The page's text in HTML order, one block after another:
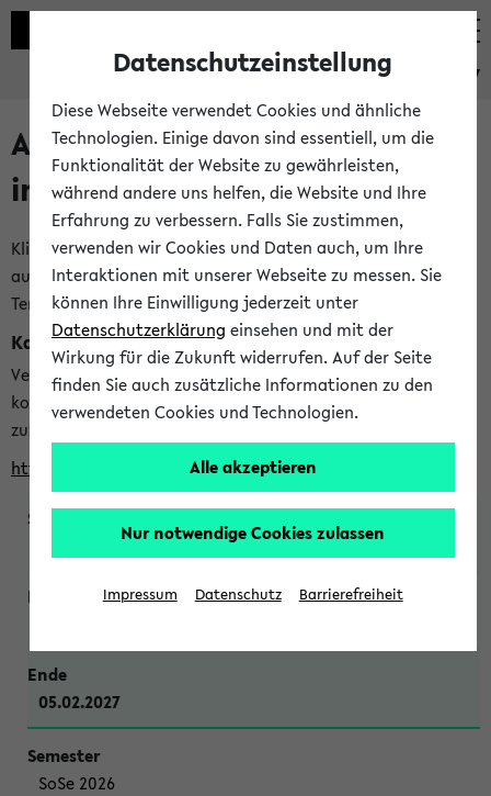
eKVV
Alle veröffentlichten Semester
im eKVV
Klicken Sie auf das Semester, welches Sie für Ihre Sitzung
auswählen möchten. Bitte beachten Sie auch die weiteren
Termine imKalender der Lehrplanung
Kalenderintegration
Verwenden Sie die folgende Adresse, um mit einer
kompatiblen Kalenderanwendung auf die Vorlesungszeiten
zuzugreifen (nähere Informationen
finden Sie hier
https://ekvv.uni-bielefeld.de/ws/calendar?vz
WiSe 2026/2027
05.02.2027
SoSe 2026
Datenschutzeinstellung
Diese Webseite verwendet Cookies und ähnliche
Technologien. Einige davon sind essentiell, um die
Funktionalität der Website zu gewährleisten,
während andere uns helfen, die Website und Ihre
Erfahrung zu verbessern. Falls Sie zustimmen,
verwenden wir Cookies und Daten auch, um Ihre
Interaktionen mit unserer Webseite zu messen. Sie
können Ihre Einwilligung jederzeit unter
Datenschutzerklärung einsehen und mit der
Wirkung für die Zukunft widerrufen. Auf der Seite
finden Sie auch zusätzliche Informationen zu den
verwendeten Cookies und Technologien.
Alle akzeptieren
Nur notwendige Cookies zulassen
Impressum Datenschutz Barrierefreiheit